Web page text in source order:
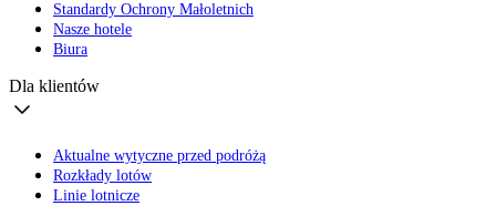
Standardy Ochrony Małoletnich
Nasze hotele
Biura
Dla klientów
Aktualne wytyczne przed podróżą
Rozkłady lotów
Linie lotnicze